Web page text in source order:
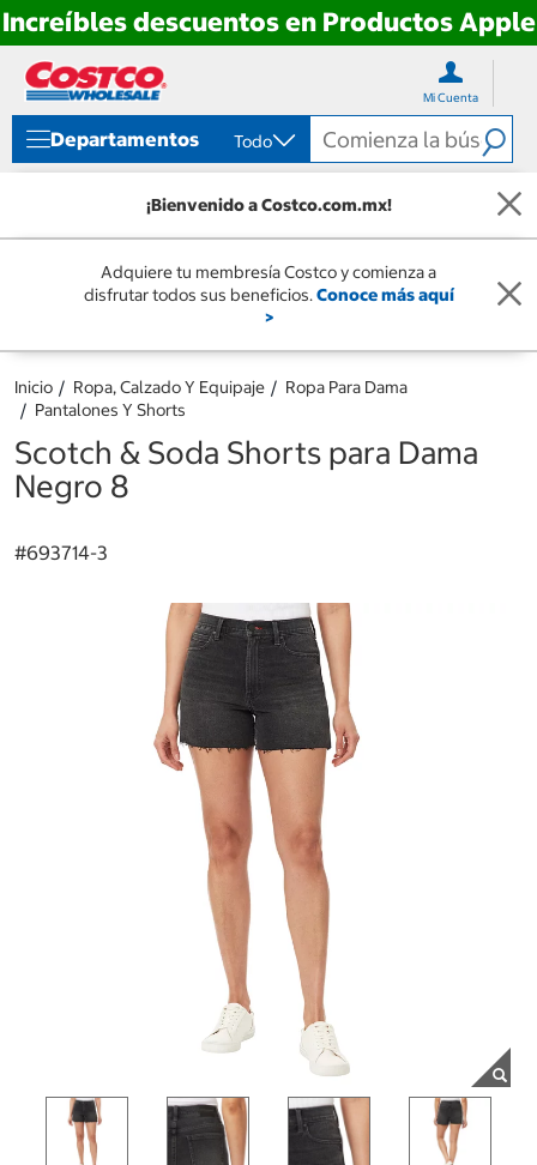
Increíbles descuentos en Productos Apple
directo
contenido
directo
menú
navegación
Mi Cuenta
Departamentos Todo
¡Bienvenido a Costco.com.mx!
Adquiere tu membresía Costco y comienza a
disfrutar todos sus beneficios.Conoce más aquí
>
Inicio Ropa, Calzado Y Equipaje
Ropa Para Dama
Pantalones Y Shorts
Scotch & Soda Shorts para Dama
Negro 8
#693714-3